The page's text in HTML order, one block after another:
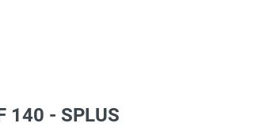
140 - SPLUS